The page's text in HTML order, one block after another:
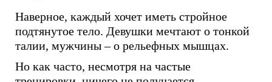
Наверное, каждый хочет иметь стройное
подтянутое тело. Девушки мечтают о тонкой
талии, мужчины – о рельефных мышцах.
Но как часто, несмотря на частые